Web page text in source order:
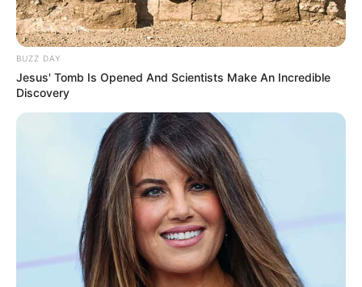
BUZZ DAY
Jesus' Tomb Is Opened And Scientists Make An Incredible
Discovery